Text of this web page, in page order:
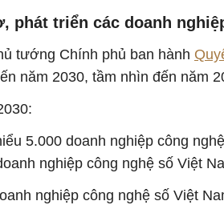
phát triển các doanh
tướng Chính phủ ban hành
năm 2030, tầm nhìn đến năm
5.000 doanh nghiệp công
nghiệp công nghệ số Việt
nghiệp công nghệ số Việt